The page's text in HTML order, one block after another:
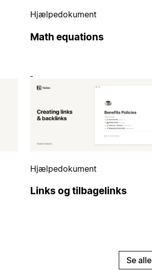
Hjælpedokument
Math equations
Hjælpedokument
Links og tilbagelinks
Se alle